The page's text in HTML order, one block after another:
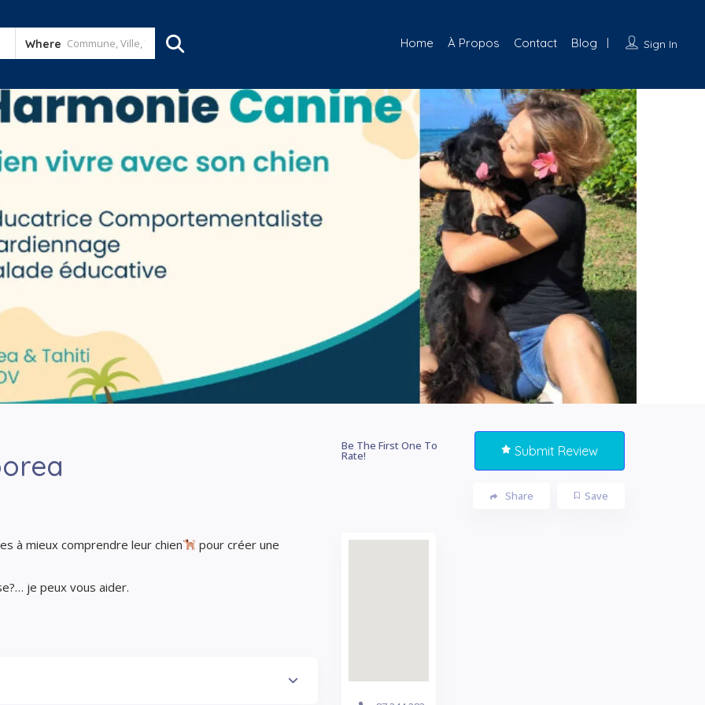
Where Sign In
Home À Propos Contact Blog
Be The First One To
Rate! Submit Review
Save
Share
à mieux comprendre leur chien pour créer une
je peux vous aider.